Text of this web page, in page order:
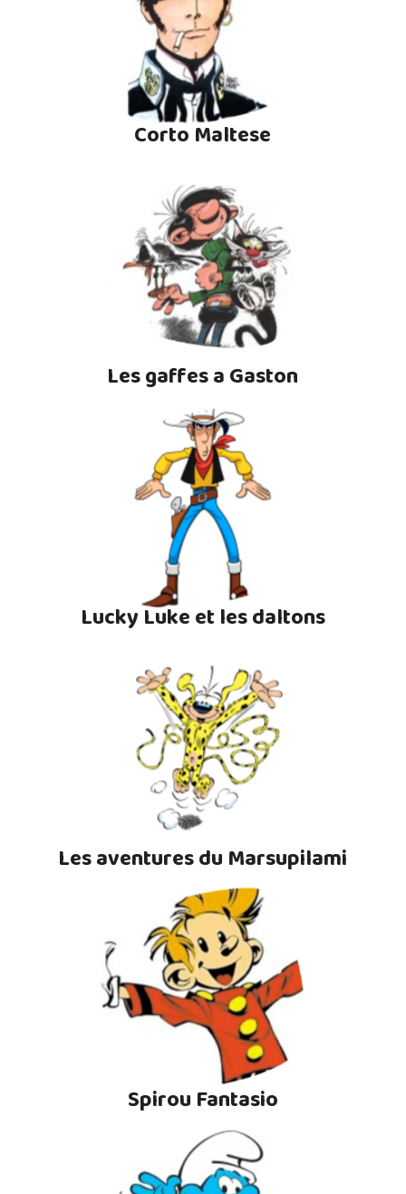
Corto Maltese
Les gaffes a Gaston
Lucky Luke et les daltons
Les aventures du Marsupilami
Spirou Fantasio